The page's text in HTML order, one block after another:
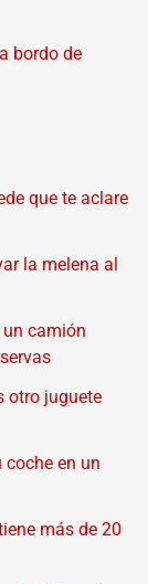
bordo de
que te aclare
la melena al
camión
otro juguete
en un
más de 20